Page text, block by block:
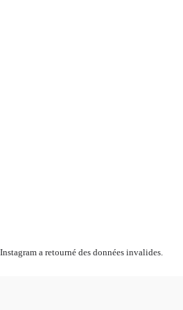
Instagram a retourné des données invalides.